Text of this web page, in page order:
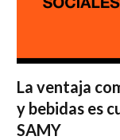
La ventaja
y bebidas es
SAMY